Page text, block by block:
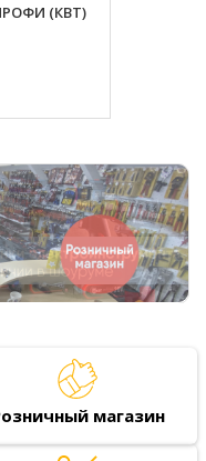
(КВТ)
магазин